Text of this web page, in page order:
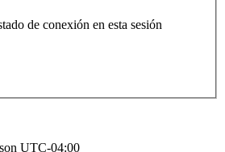
de conexión en esta sesión
UTC-04:00